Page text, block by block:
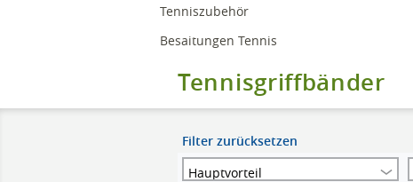
Tenniszubehör
Besaitungen Tennis
Tennisgriffbänder
Filter zurücksetzen
Hauptvorteil